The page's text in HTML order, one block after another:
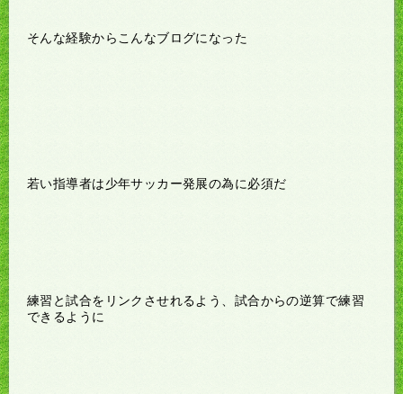
そんな経験からこんなブログになった
若い指導者は少年サッカー発展の為に必須だ
練習と試合をリンクさせれるよう、試合からの逆算で練習
できるように